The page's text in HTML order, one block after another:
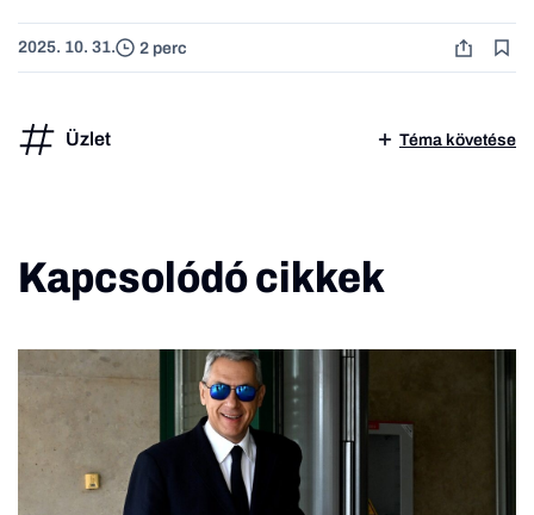
2025. 10. 31. 2 perc
Üzlet Téma követése
Kapcsolódó cikkek